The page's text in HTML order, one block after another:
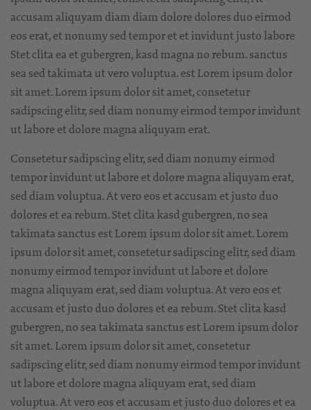
accusam aliquyam diam diam dolore dolores duo eirmod
eos erat, et nonumy sed tempor et et invidunt justo labore
Stet clita ea et gubergren, kasd magna no rebum. sanctus
sea sed takimata ut vero voluptua. est Lorem ipsum dolor
sit amet. Lorem ipsum dolor sit amet, consetetur
sadipscing elitr, sed diam nonumy eirmod tempor invidunt
ut labore et dolore magna aliquyam erat.
Consetetur sadipscing elitr, sed diam nonumy eirmod
tempor invidunt ut labore et dolore magna aliquyam erat,
sed diam voluptua. At vero eos et accusam et justo duo
dolores et ea rebum. Stet clita kasd gubergren, no sea
takimata sanctus est Lorem ipsum dolor sit amet. Lorem
ipsum dolor sit amet, consetetur sadipscing elitr, sed diam
nonumy eirmod tempor invidunt ut labore et dolore
magna aliquyam erat, sed diam voluptua. At vero eos et
accusam et justo duo dolores et ea rebum. Stet clita kasd
gubergren, no sea takimata sanctus est Lorem ipsum dolor
sit amet. Lorem ipsum dolor sit amet, consetetur
sadipscing elitr, sed diam nonumy eirmod tempor invidunt
ut labore et dolore magna aliquyam erat, sed diam
voluptua. At vero eos et accusam et justo duo dolores et ea